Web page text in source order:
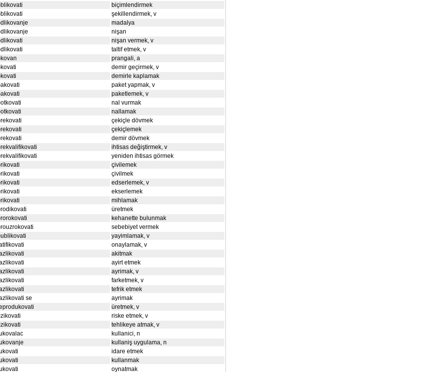
biçimlendirmek
şekillendirmek, v
madalya
nişan
nişan vermek, v
taltif etmek, v
prangali, a
demir geçirmek, v
demirle kaplamak
paket yapmak, v
paketlemek, v
nal vurmak
nallamak
çekiçle dövmek
çekiçlemek
demir dövmek
ihtisas değiştirmek, v
yeniden ihtisas görmek
çivilemek
çivilmek
edserlemek, v
ekserlemek
mihlamak
üretmek
kehanette bulunmak
sebebiyet vermek
yayimlamak, v
onaylamak, v
akitmak
ayirt etmek
ayrimak, v
farketmek, v
tefrik etmek
se
ayrimak
üretmek, v
riske etmek, v
tehlikeye atmak, v
kullanici, n
kullaniş uygulama, n
idare etmek
kullanmak
oynatmak